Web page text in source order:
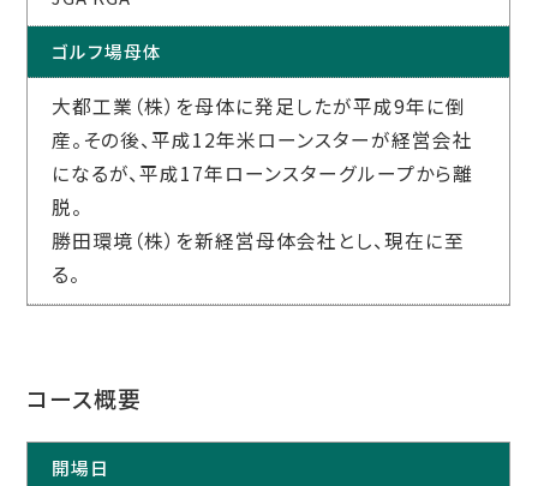
ゴルフ場母体
大都工業（株）を母体に発足したが平成9年に倒
産。その後、平成12年米ローンスターが経営会社
になるが、平成17年ローンスターグループから離
脱。
勝田環境（株）を新経営母体会社とし、現在に至
る。
コース概要
開場日